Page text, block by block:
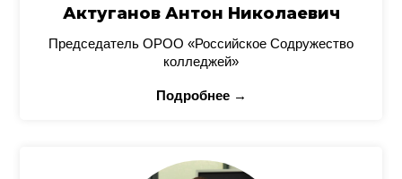
Актуганов Антон Николаевич
Председатель ОРОО «Российское Содружество
колледжей»
Подробнее →